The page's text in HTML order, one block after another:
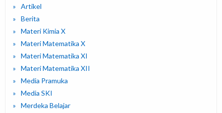
Artikel
Berita
Materi Kimia X
Materi Matematika X
Materi Matematika XI
Materi Matematika XII
Media Pramuka
Media SKI
Merdeka Belajar